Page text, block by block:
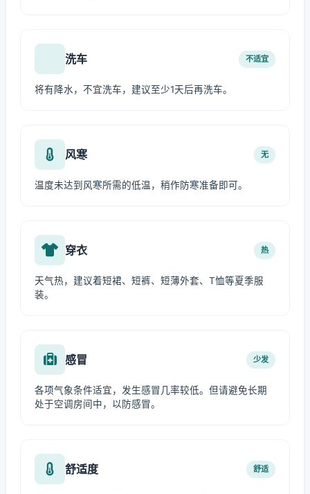
洗车 不适宜
将有降水，不宜洗车，建议至少1天后再洗车。
风寒 无
温度未达到风寒所需的低温，稍作防寒准备即可。
穿衣 热
天气热，建议着短裙、短裤、短薄外套、T恤等夏季服
装。
感冒 少发
各项气象条件适宜，发生感冒几率较低。但请避免长期
处于空调房间中，以防感冒。
舒适度 舒适